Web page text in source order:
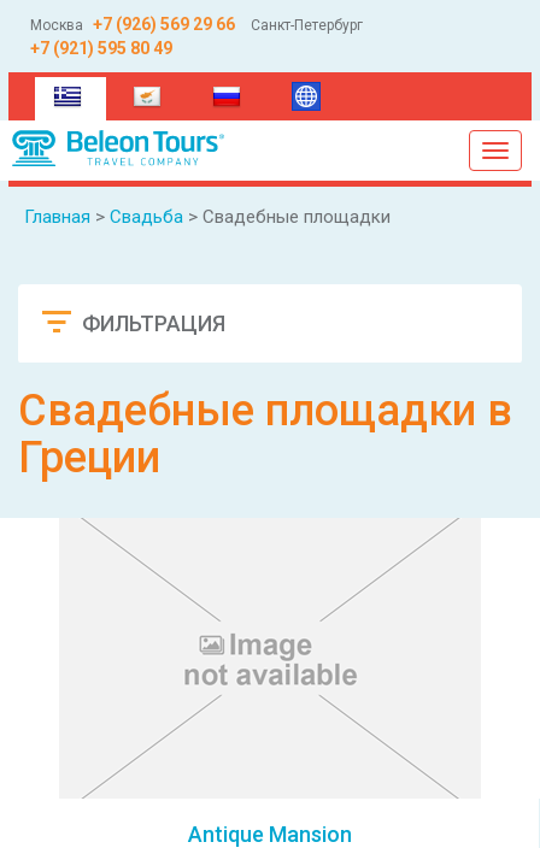
Москва +7 (926) 569 29 66 Санкт-Петербург
+7 (921) 595 80 49
(current)
Главная > Свадьба > Свадебные площадки
ФИЛЬТРАЦИЯ
Свадебные площадки в
Греции
Antique Mansion